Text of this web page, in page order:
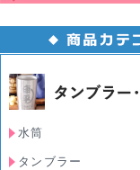
水筒
タンブラー